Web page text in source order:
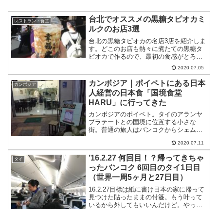
レストラン・食堂
台北でオススメの黒糖タピオカミ
ルクのお店3選
台北の黒糖タピオカの名店3店を紹介しま
す。どこのお店も熱々に煮たての黒糖タ
ピオカで作るので、最初の食感がとろけ
ます。日本の半額以下で飲めるタピオカ
ドリンクは台北訪問の際は是非。
2020.07.05
カンボジア
カンボジア｜ポイペトにある日本
人経営の日本食「国境食堂
HARU」に行ってきた
カンボジアのポイペト。タイのアランヤ
プラテートとの国境に位置する小さな
街。普通の旅人はバンコクからシェムリ
とただ素通りする国境の街でしかない。
それがポイペト。カジノがあるので何と
無く目に止まっていた人もた...
2020.07.11
タイ
’16.2.27 何回目！？帰ってきちゃ
ったバンコク 6回目のタイ1日目
（世界一周5ヶ月と27日目）
16.2.27目標は紙に書け日本の家に帰って
見つけた貼ったままの付箋。もう叶って
いるから外してもいいんだけど。やっぱ